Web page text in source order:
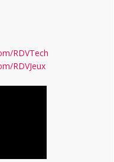
RDVTech
RDVJeux